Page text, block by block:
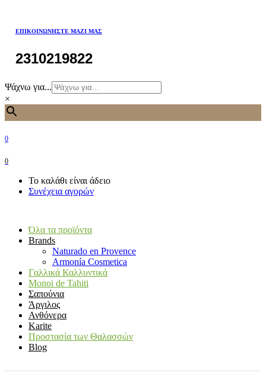
ΕΠΙΚΟΙΝΩΝΉΣΤΕ ΜΑΖΊ ΜΑΣ
2310219822
Ψάχνω για...
×
0
0
Το καλάθι είναι άδειο
Συνέχεια αγορών
Όλα τα προϊόντα
Brands
Naturado en Provence
Armonía Cosmetica
Γαλλικά Καλλυντικά
Monoi de Tahiti
Σαπούνια
Άργιλος
Ανθόνερα
Karite
Προστασία των Θαλασσών
Blog